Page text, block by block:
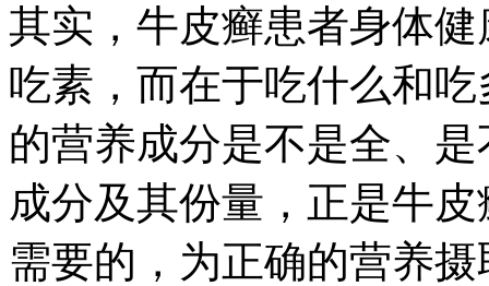
其实，牛皮癣患者身体
吃素，而在于吃什么和
的营养成分是不是全、
成分及其份量，正是牛
需要的，为正确的营养